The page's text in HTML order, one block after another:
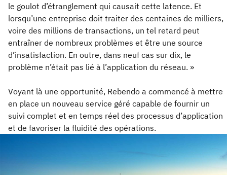
le goulot d’étranglement qui causait cette latence. Et
lorsqu’une entreprise doit traiter des centaines de milliers,
voire des millions de transactions, un tel retard peut
entraîner de nombreux problèmes et être une source
d’insatisfaction. En outre, dans neuf cas sur dix, le
problème n’était pas lié à l’application du réseau. »
Voyant là une opportunité, Rebendo a commencé à mettre
en place un nouveau service géré capable de fournir un
suivi complet et en temps réel des processus d’application
et de favoriser la fluidité des opérations.